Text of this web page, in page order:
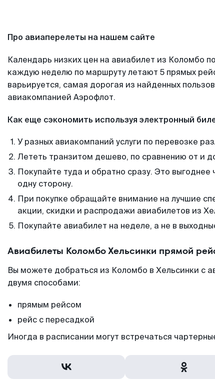
Про авиаперелеты на нашем сайте
Календарь низких цен на авиабилет из Коломбо
каждую неделю по маршруту летают 5 прямых
варьируется, самая дорогая из найденных
авиакомпанией Аэрофлот.
Как еще сэкономить используя электронный
У разных авиакомпаний услуги по перевозке
Лететь транзитом дешево, по сравнению от и
Покупайте туда и обратно сразу. Это
одну сторону.
При покупке обращайте внимание на лучшие
акции, скидки и распродажи авиабилетов из
Покупайте авиабилет на неделе, а не в
Авиабилеты Коломбо Хельсинки прямой
Вы можете добраться из Коломбо в Хельсинки с
двумя способами:
прямым рейсом
рейс с пересадкой
Иногда в расписании могут встречаться